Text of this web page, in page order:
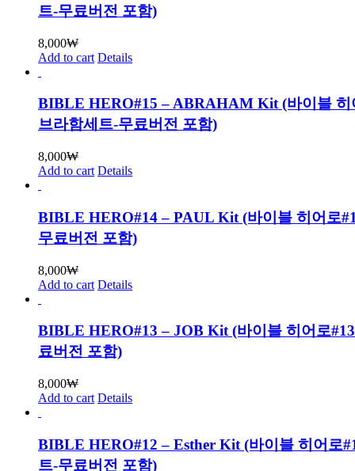
트-무료버전 포함)
8,000₩
Add to cart Details
BIBLE HERO#15 – ABRAHAM Kit (바이블 히
브라함세트-무료버전 포함)
8,000₩
Add to cart Details
BIBLE HERO#14 – PAUL Kit (바이블 히어로
무료버전 포함)
8,000₩
Add to cart Details
BIBLE HERO#13 – JOB Kit (바이블 히어로
료버전 포함)
8,000₩
Add to cart Details
BIBLE HERO#12 – Esther Kit (바이블 히어로
트-무료버전 포함)